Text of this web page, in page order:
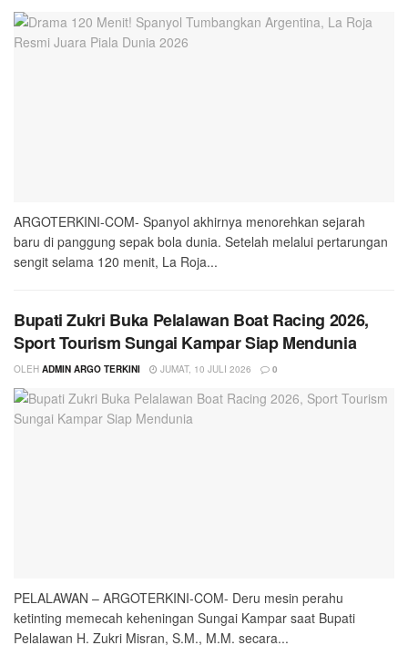
ARGOTERKINI-COM- Spanyol akhirnya menorehkan sejarah
baru di panggung sepak bola dunia. Setelah melalui pertarungan
sengit selama 120 menit, La Roja...
Bupati Zukri Buka Pelalawan Boat Racing 2026,
Sport Tourism Sungai Kampar Siap Mendunia
OLEH ADMIN ARGO TERKINI JUMAT, 10 JULI 2026 0
PELALAWAN – ARGOTERKINI-COM- Deru mesin perahu
ketinting memecah keheningan Sungai Kampar saat Bupati
Pelalawan H. Zukri Misran, S.M., M.M. secara...